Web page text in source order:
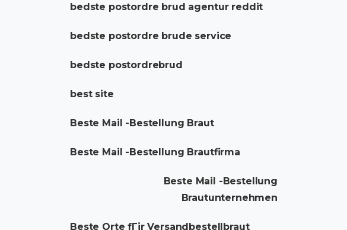
bedste postordre brud agentur reddit
bedste postordre brude service
bedste postordrebrud
best site
Beste Mail -Bestellung Braut
Beste Mail -Bestellung Brautfirma
Beste Mail -Bestellung
Brautunternehmen
Beste Orte fГјr Versandbestellbraut